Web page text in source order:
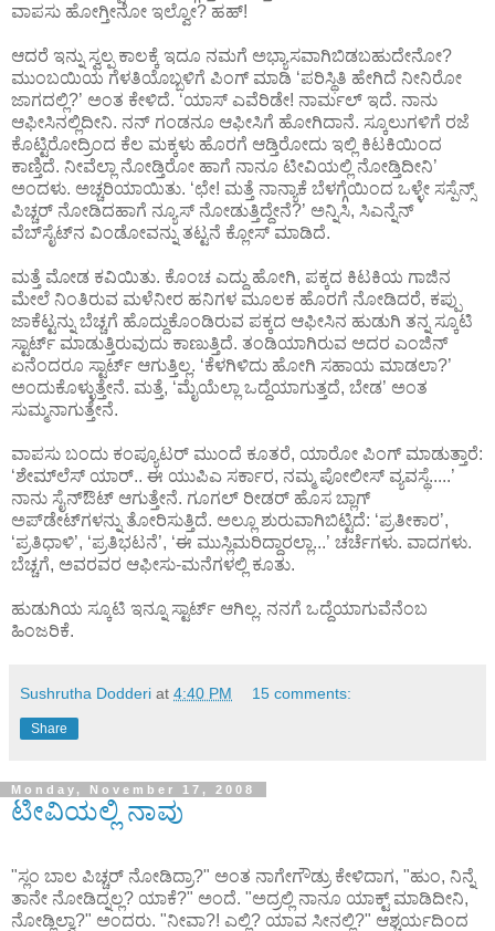
ವಾಪಸು ಹೋಗ್ತೀನೋ ಇಲ್ವೋ? ಹಹ್!
ಆದರೆ ಇನ್ನು ಸ್ವಲ್ಪ ಕಾಲಕ್ಕೆ ಇದೂ ನಮಗೆ ಅಭ್ಯಾಸವಾಗಿಬಿಡಬಹುದೇನೋ?
ಮುಂಬಯಿಯ ಗೆಳತಿಯೊಬ್ಬಳಿಗೆ ಪಿಂಗ್ ಮಾಡಿ ‘ಪರಿಸ್ಥಿತಿ ಹೇಗಿದೆ ನೀನಿರೋ
ಜಾಗದಲ್ಲಿ?’ ಅಂತ ಕೇಳಿದೆ. ‘ಯಾಸ್ ಎವೆರಿಡೇ! ನಾರ್ಮಲ್ ಇದೆ. ನಾನು
ಆಫೀಸಿನಲ್ಲಿದೀನಿ. ನನ್ ಗಂಡನೂ ಆಫೀಸಿಗೆ ಹೋಗಿದಾನೆ. ಸ್ಕೂಲುಗಳಿಗೆ ರಜೆ
ಕೊಟ್ಟಿರೋದ್ರಿಂದ ಕೆಲ ಮಕ್ಕಳು ಹೊರಗೆ ಆಡ್ತಿರೋದು ಇಲ್ಲಿ ಕಿಟಕಿಯಿಂದ
ಕಾಣ್ತಿದೆ. ನೀವೆಲ್ಲಾ ನೋಡ್ತಿರೋ ಹಾಗೆ ನಾನೂ ಟೀವಿಯಲ್ಲಿ ನೋಡ್ತಿದೀನಿ’
ಅಂದಳು. ಅಚ್ಚರಿಯಾಯಿತು. ‘ಛೇ! ಮತ್ತೆ ನಾನ್ಯಾಕೆ ಬೆಳಗ್ಗೆಯಿಂದ ಒಳ್ಳೇ ಸಸ್ಪೆನ್ಸ್
ಪಿಚ್ಚರ್ ನೋಡಿದಹಾಗೆ ನ್ಯೂಸ್ ನೋಡುತ್ತಿದ್ದೇನೆ?’ ಅನ್ನಿಸಿ, ಸಿ‌ಎನ್ನೆನ್
ವೆಬ್‌ಸೈಟ್‌ನ ವಿಂಡೋವನ್ನು ತಟ್ಟನೆ ಕ್ಲೋಸ್ ಮಾಡಿದೆ.
ಮತ್ತೆ ಮೋಡ ಕವಿಯಿತು. ಕೊಂಚ ಎದ್ದು ಹೋಗಿ, ಪಕ್ಕದ ಕಿಟಕಿಯ ಗಾಜಿನ
ಮೇಲೆ ನಿಂತಿರುವ ಮಳೆನೀರ ಹನಿಗಳ ಮೂಲಕ ಹೊರಗೆ ನೋಡಿದರೆ, ಕಪ್ಪು
ಜಾಕೆಟ್ಟನ್ನು ಬೆಚ್ಚಗೆ ಹೊದ್ದುಕೊಂಡಿರುವ ಪಕ್ಕದ ಆಫೀಸಿನ ಹುಡುಗಿ ತನ್ನ ಸ್ಕೂಟಿ
ಸ್ಟಾರ್ಟ್ ಮಾಡುತ್ತಿರುವುದು ಕಾಣುತ್ತಿದೆ. ತಂಡಿಯಾಗಿರುವ ಅದರ ಎಂಜಿನ್
ಏನೆಂದರೂ ಸ್ಟಾರ್ಟ್ ಆಗುತ್ತಿಲ್ಲ. ‘ಕೆಳಗಿಳಿದು ಹೋಗಿ ಸಹಾಯ ಮಾಡಲಾ?’
ಅಂದುಕೊಳ್ಳುತ್ತೇನೆ. ಮತ್ತೆ, ‘ಮೈಯೆಲ್ಲಾ ಒದ್ದೆಯಾಗುತ್ತದೆ, ಬೇಡ’ ಅಂತ
ಸುಮ್ಮನಾಗುತ್ತೇನೆ.
ವಾಪಸು ಬಂದು ಕಂಪ್ಯೂಟರ್ ಮುಂದೆ ಕೂತರೆ, ಯಾರೋ ಪಿಂಗ್ ಮಾಡುತ್ತಾರೆ:
‘ಶೇಮ್‌ಲೆಸ್ ಯಾರ್.. ಈ ಯುಪಿ‌ಎ ಸರ್ಕಾರ, ನಮ್ಮ ಪೋಲೀಸ್ ವ್ಯವಸ್ಥೆ.....’
ನಾನು ಸೈನ್‌ಔಟ್ ಆಗುತ್ತೇನೆ. ಗೂಗಲ್ ರೀಡರ್ ಹೊಸ ಬ್ಲಾಗ್
ಅಪ್‌ಡೇಟ್‌ಗಳನ್ನು ತೋರಿಸುತ್ತಿದೆ. ಅಲ್ಲೂ ಶುರುವಾಗಿಬಿಟ್ಟಿದೆ: ‘ಪ್ರತೀಕಾರ’,
‘ಪ್ರತಿಧಾಳಿ’, ‘ಪ್ರತಿಭಟನೆ’, ‘ಈ ಮುಸ್ಲಿಮರಿದ್ದಾರಲ್ಲಾ...’ ಚರ್ಚೆಗಳು. ವಾದಗಳು.
ಬೆಚ್ಚಗೆ, ಅವರವರ ಆಫೀಸು-ಮನೆಗಳಲ್ಲಿ ಕೂತು.
ಹುಡುಗಿಯ ಸ್ಕೂಟಿ ಇನ್ನೂ ಸ್ಟಾರ್ಟ್ ಆಗಿಲ್ಲ. ನನಗೆ ಒದ್ದೆಯಾಗುವೆನೆಂಬ
ಹಿಂಜರಿಕೆ.
Sushrutha Dodderi at 4:40 PM 15 comments:
Share
Monday, November 17, 2008
ಟೀವಿಯಲ್ಲಿ ನಾವು
"ಸ್ಲಂ ಬಾಲ ಪಿಚ್ಚರ್ ನೋಡಿದ್ರಾ?" ಅಂತ ನಾಗೇಗೌಡ್ರು ಕೇಳಿದಾಗ, "ಹುಂ, ನಿನ್ನೆ
ತಾನೇ ನೋಡಿದ್ನಲ್ಲ? ಯಾಕೆ?" ಅಂದೆ. "ಅದ್ರಲ್ಲಿ ನಾನೂ ಯಾಕ್ಟ್ ಮಾಡಿದೀನಿ,
ನೋಡ್ಲಿಲ್ವಾ?" ಅಂದರು. "ನೀವಾ?! ಎಲ್ಲಿ? ಯಾವ ಸೀನಲ್ಲಿ?" ಆಶ್ಚರ್ಯದಿಂದ